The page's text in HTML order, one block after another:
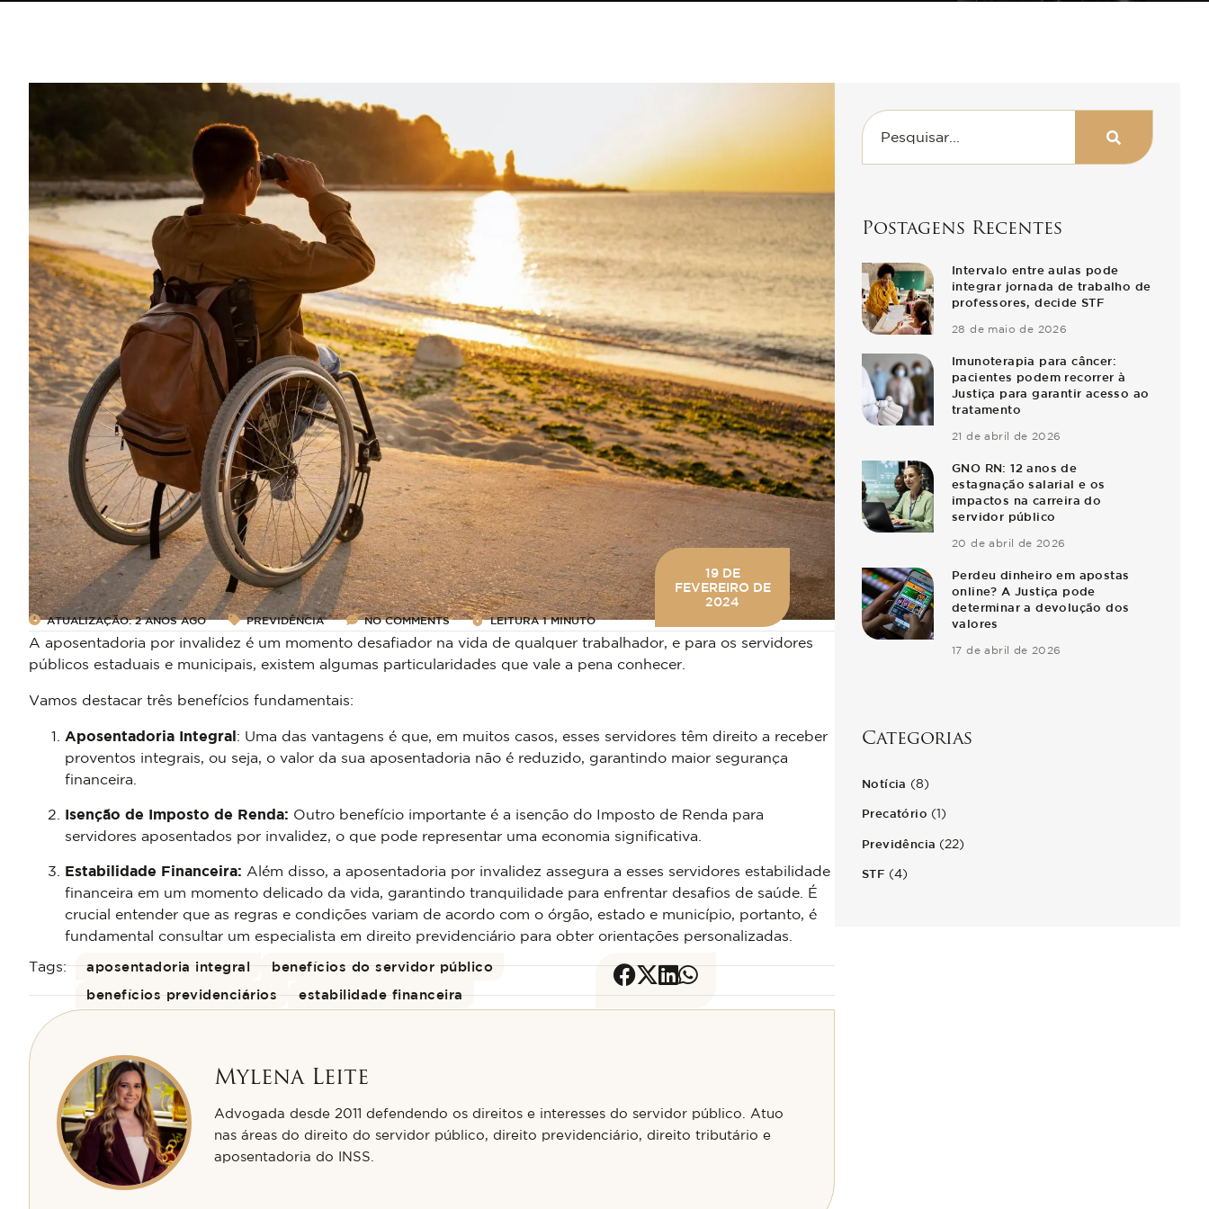
19 DE
FEVEREIRO DE
2024
ATUALIZAÇÃO: 2 ANOS AGO PREVIDÊNCIA NO COMMENTS LEITURA1 MINUTO
A aposentadoria por invalidez é um momento desafiador na vida de qualquer trabalhador, e para os servidores
públicos estaduais e municipais, existem algumas particularidades que vale a pena conhecer.
Vamos destacar três benefícios fundamentais:
Aposentadoria Integral: Uma das vantagens é que, em muitos casos, esses servidores têm direito a receber
proventos integrais, ou seja, o valor da sua aposentadoria não é reduzido, garantindo maior segurança
financeira.
Isenção de Imposto de Renda: Outro benefício importante é a isenção do Imposto de Renda para
servidores aposentados por invalidez, o que pode representar uma economia significativa.
Estabilidade Financeira: Além disso, a aposentadoria por invalidez assegura a esses servidores estabilidade
financeira em um momento delicado da vida, garantindo tranquilidade para enfrentar desafios de saúde. É
crucial entender que as regras e condições variam de acordo com o órgão, estado e município, portanto, é
fundamental consultar um especialista em direito previdenciário para obter orientações personalizadas.
Tags:
aposentadoria integral
benefícios do servidor público
benefícios previdenciários
estabilidade financeira
Mylena Leite
Advogada desde 2011 defendendo os direitos e interesses do servidor público. Atuo
nas áreas do direito do servidor público, direito previdenciário, direito tributário e
aposentadoria do INSS.
Postagens Recentes
Intervalo entre aulas pode
integrar jornada de trabalho de
professores, decide STF
28 de maio de 2026
Imunoterapia para câncer:
pacientes podem recorrer à
Justiça para garantir acesso ao
tratamento
21 de abril de 2026
GNO RN: 12 anos de
estagnação salarial e os
impactos na carreira do
servidor público
20 de abril de 2026
Perdeu dinheiro em apostas
online? A Justiça pode
determinar a devolução dos
valores
17 de abril de 2026
Categorias
Notícia (8)
Precatório (1)
Previdência (22)
STF (4)